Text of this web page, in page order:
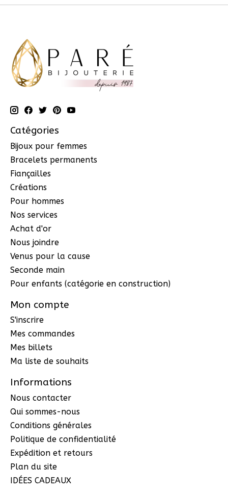
Catégories
Bijoux pour femmes
Bracelets permanents
Fiançailles
Créations
Pour hommes
Nos services
Achat d'or
Nous joindre
Venus pour la cause
Seconde main
Pour enfants (catégorie en construction)
Mon compte
S'inscrire
Mes commandes
Mes billets
Ma liste de souhaits
Informations
Nous contacter
Qui sommes-nous
Conditions générales
Politique de confidentialité
Expédition et retours
Plan du site
IDÉES CADEAUX